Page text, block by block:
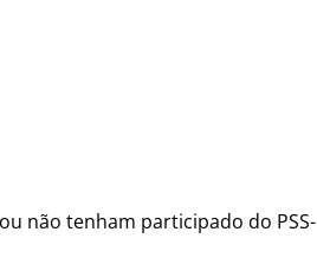
não tenham participado do PSS-